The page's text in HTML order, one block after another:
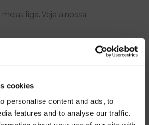
cookies
personalise content and ads, to
features and to analyse our traffic.
liga. Veja a nossa
.
horas para pedidos antes das 16:00 h.
sua encomenda será entregue em 48